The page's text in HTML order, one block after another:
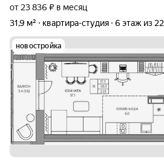
от 23 836 ₽ в месяц
31,9 м²
квартира-студия 6 этаж из 22
новостройка